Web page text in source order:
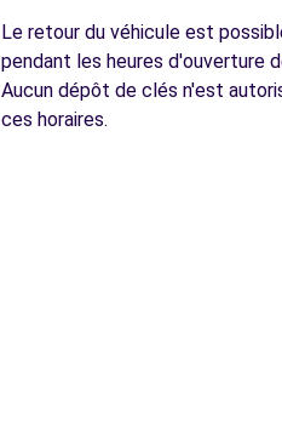
Le retour du véhicule est
pendant les heures d'ouverture
Aucun dépôt de clés n'est
ces horaires.